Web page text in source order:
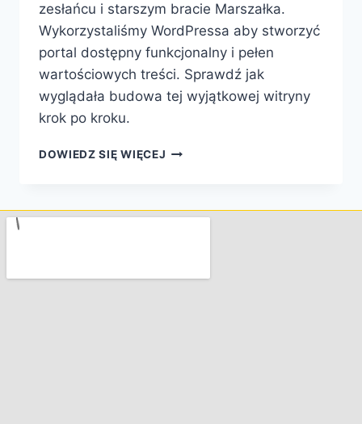
zesłańcu i starszym bracie Marszałka.
Wykorzystaliśmy WordPressa aby stworzyć
portal dostępny funkcjonalny i pełen
wartościowych treści. Sprawdź jak
wyglądała budowa tej wyjątkowej witryny
krok po kroku.
DOWIEDZ SIĘ WIĘCEJ